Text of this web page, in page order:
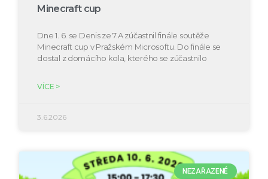
Minecraft cup
Dne 1. 6. se Denis ze 7.A zúčastnil finále soutěže
Minecraft cup v Pražském Microsoftu. Do finále se
dostal z domácího kola, kterého se zúčastnilo
VÍCE >
3.6.2026
NEZAŘAZENÉ